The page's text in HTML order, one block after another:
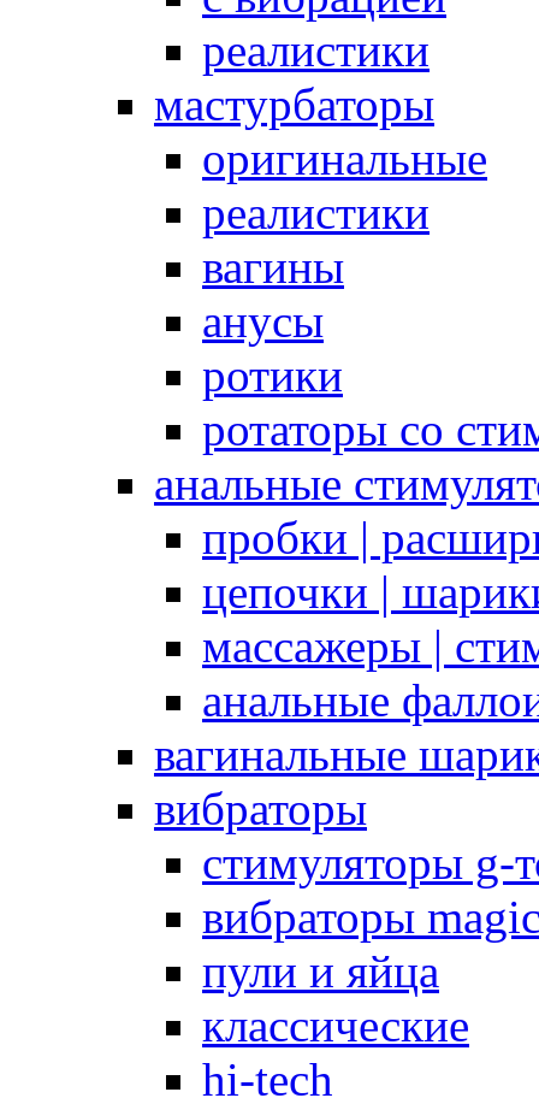
реалистики
мастурбаторы
оригинальные
реалистики
вагины
анусы
ротики
ротаторы со
анальные
пробки |
цепочки |
массажеры |
анальные
вагинальные
вибраторы
стимуляторы g-
вибраторы
пули и яйца
классические
hi-tech